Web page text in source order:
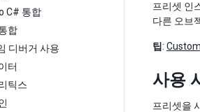
C# 통합
합
디버거 사용
터
틱스
프리셋 인
다른 오브
팁:
사용
프리셋을